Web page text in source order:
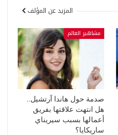
المزيد عن المؤلف
مشاهير العالم
صدمة حول هاندا آرتشيل..
هل انتهت علاقتها بفريق
أعمالها بسبب سيريناي
ساريكايا؟